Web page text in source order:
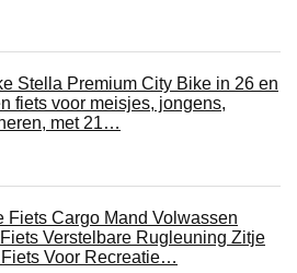
Stella Premium City Bike in 26 en
fiets voor meisjes, jongens,
met 21…
Fiets Cargo Mand Volwassen
Verstelbare Rugleuning Zitje
Voor Recreatie…